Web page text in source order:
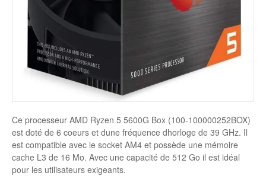
Disque SSD
Ce processeur AMD Ryzen 5 5600G Box (100-100000252BOX)
est doté de 6 coeurs et dune fréquence dhorloge de 39 GHz. Il
est compatible avec le socket AM4 et possède une mémoire
cache L3 de 16 Mo. Avec une capacité de 512 Go il est idéal
pour les utilisateurs exigeants.